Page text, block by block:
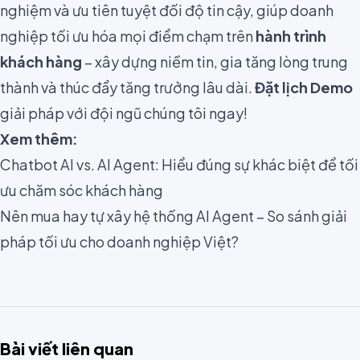
nghiệm và ưu tiên tuyệt đối độ tin cậy, giúp doanh
nghiệp tối ưu hóa mọi điểm chạm trênhành trình
khách hàng – xây dựng niềm tin, gia tăng lòng trung
thành và thúc đẩy tăng trưởng lâu dài.Đặt lịch Demo
giải pháp với đội ngũ chúng tôi ngay!
Xem thêm:
Chatbot AI vs. AI Agent: Hiểu đúng sự khác biệt để tối
ưu chăm sóc khách hàng
Nên mua hay tự xây hệ thống AI Agent – So sánh giải
pháp tối ưu cho doanh nghiệp Việt?
Bài viết liên quan